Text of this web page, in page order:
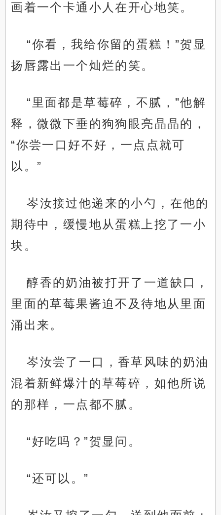
画着一个卡通小人在开心地笑。
“你看，我给你留的蛋糕！”贺显
扬唇露出一个灿烂的笑。
“里面都是草莓碎，不腻，”他解
释，微微下垂的狗狗眼亮晶晶的，
“你尝一口好不好，一点点就可
以。”
岑汝接过他递来的小勺，在他的
期待中，缓慢地从蛋糕上挖了一小
块。
醇香的奶油被打开了一道缺口，
里面的草莓果酱迫不及待地从里面
涌出来。
岑汝尝了一口，香草风味的奶油
混着新鲜爆汁的草莓碎，如他所说
的那样，一点都不腻。
“好吃吗？”贺显问。
“还可以。”